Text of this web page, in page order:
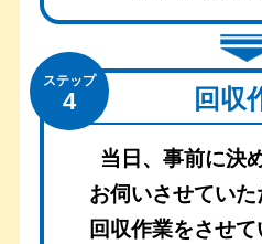
ステップ
4 回収
当日、事前に決
お伺いさせてい
回収作業をさせて